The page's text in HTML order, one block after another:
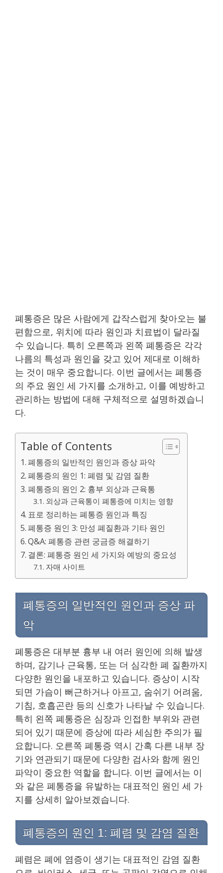
폐통증은 많은 사람에게 갑작스럽게 찾아오는 불
편함으로, 위치에 따라 원인과 치료법이 달라질
수 있습니다. 특히 오른쪽과 왼쪽 폐통증은 각각
나름의 특성과 원인을 갖고 있어 제대로 이해하
는 것이 매우 중요합니다. 이번 글에서는 폐통증
의 주요 원인 세 가지를 소개하고, 이를 예방하고
관리하는 방법에 대해 구체적으로 설명하겠습니
다.
Table of Contents
폐통증의 일반적인 원인과 증상 파악
폐통증의 원인 1: 폐렴 및 감염 질환
폐통증의 원인 2: 흉부 외상과 근육통
외상과 근육통이 폐통증에 미치는 영향
표로 정리하는 폐통증 원인과 특징
폐통증 원인 3: 만성 폐질환과 기타 원인
Q&A: 폐통증 관련 궁금증 해결하기
결론: 폐통증 원인 세 가지와 예방의 중요성
자매 사이트
폐통증의 일반적인 원인과 증상 파
악
폐통증은 대부분 흉부 내 여러 원인에 의해 발생
하며, 감기나 근육통, 또는 더 심각한 폐 질환까지
다양한 원인을 내포하고 있습니다. 증상이 시작
되면 가슴이 뻐근하거나 아프고, 숨쉬기 어려움,
기침, 호흡곤란 등의 신호가 나타날 수 있습니다.
특히 왼쪽 폐통증은 심장과 인접한 부위와 관련
되어 있기 때문에 증상에 따라 세심한 주의가 필
요합니다. 오른쪽 폐통증 역시 간혹 다른 내부 장
기와 연관되기 때문에 다양한 검사와 함께 원인
파악이 중요한 역할을 합니다. 이번 글에서는 이
와 같은 폐통증을 유발하는 대표적인 원인 세 가
지를 상세히 알아보겠습니다.
폐통증의 원인 1: 폐렴 및 감염 질환
폐렴은 폐에 염증이 생기는 대표적인 감염 질환